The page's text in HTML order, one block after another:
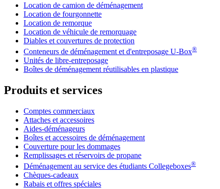
Location de camion de déménagement
Location de fourgonnette
Location de remorque
Location de véhicule de remorquage
Diables et couvertures de protection
Conteneurs de déménagement et d'entreposage U-Box®
Unités de libre-entreposage
Boîtes de déménagement réutilisables en plastique
Produits et services
Comptes commerciaux
Attaches et accessoires
Aides-déménageurs
Boîtes et accessoires de déménagement
Couverture pour les dommages
Remplissages et réservoirs de propane
Déménagement au service des étudiants Collegeboxes®
Chèques-cadeaux
Rabais et offres spéciales